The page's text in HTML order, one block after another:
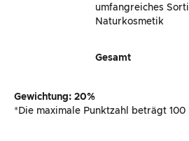
umfangreiches
Naturkosmetik
Gesamt
Gewichtung: 20%
*Die maximale Punktzahl beträgt 100